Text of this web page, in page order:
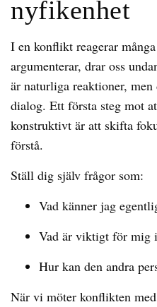
nyfikenhet
I en konflikt reagerar
argumenterar, drar oss
är naturliga reaktioner,
dialog. Ett första steg mot
konstruktivt är att skifta
förstå.
Ställ dig själv frågor som:
Vad känner jag
Vad är viktigt för mig
Hur kan den andra
När vi möter konflikten